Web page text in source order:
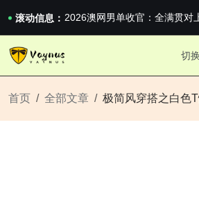
滚动信息：
2026澳网男单收官：全满贯对
2026澳网男单收官：全满贯对
《巅峰守卫 Highguard》正式
iPhone 16e 发布，苹果你不要
切
首页 全部文章 极简风穿搭之白色